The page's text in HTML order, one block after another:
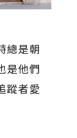
總是朝
是他們
蹤者愛